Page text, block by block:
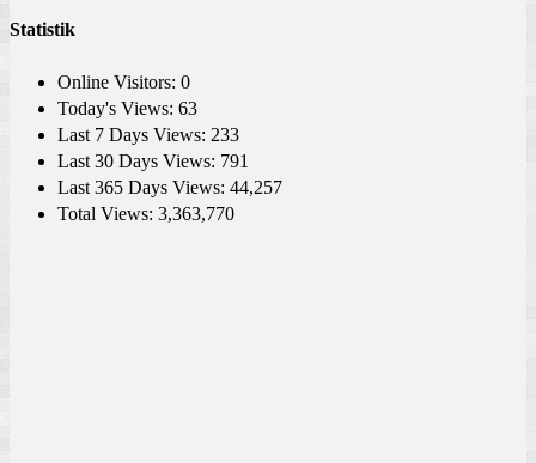
Statistik
Online Visitors: 0
Today's Views: 63
Last 7 Days Views: 233
Last 30 Days Views: 791
Last 365 Days Views: 44,257
Total Views: 3,363,770